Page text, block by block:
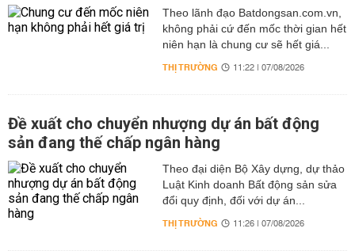
Theo lãnh đạo Batdongsan.com.vn,
không phải cứ đến mốc thời gian hết
niên hạn là chung cư sẽ hết giá...
THỊ TRƯỜNG 11:22 | 07/08/2026
Đề xuất cho chuyển nhượng dự án bất động
sản đang thế chấp ngân hàng
Theo đại diện Bộ Xây dựng, dự thảo
Luật Kinh doanh Bất động sản sửa
đổi quy định, đối với dự án...
THỊ TRƯỜNG 11:26 | 07/08/2026